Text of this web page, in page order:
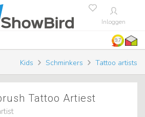
Inloggen
9.7
Kids Schminkers Tattoo artists
Tattoo Artiest